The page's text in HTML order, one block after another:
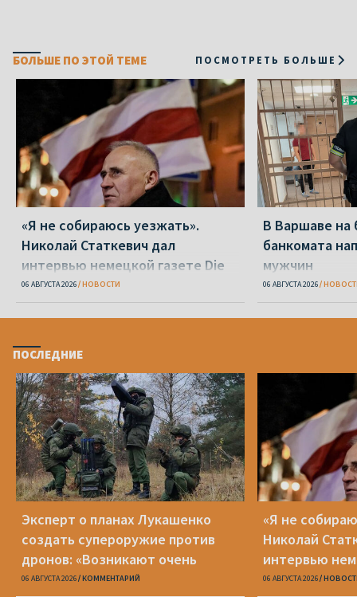
БОЛЬШЕ ПО ЭТОЙ ТЕМЕ ПОСМОТРЕТЬ БОЛЬШЕ
«Я не собираюсь уезжать».
Николай Статкевич дал
интервью немецкой газете Die
Zeit
06 АВГУСТА 2026 НОВОСТИ
В Варшаве на
банкомата
мужчин
06 АВГУСТА 2026
ПОСЛЕДНИЕ
Эксперт о планах Лукашенко
создать супероружие против
дронов: «Возникают очень
серьезные сомнения»
06 АВГУСТА 2026 КОММЕНТАРИЙ
«Я не
Николай
интервью
Zeit
06 АВГУСТА 2026